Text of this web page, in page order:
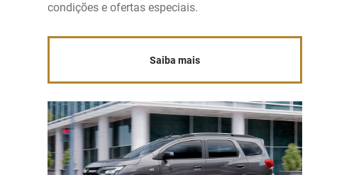
condições e ofertas especiais.
Saiba mais